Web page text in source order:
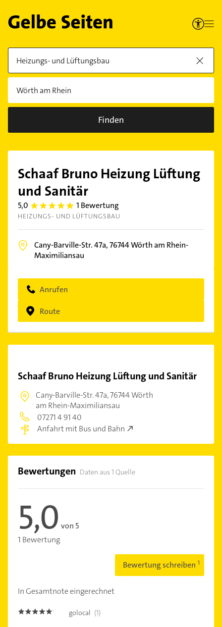
Finden
Schaaf Bruno Heizung Lüftung
und Sanitär
5,0 5.0 1 Bewertung
HEIZUNGS- UND LÜFTUNGSBAU
Cany-Barville-Str. 47a,76744Wörth am Rhein-
Maximiliansau
Anrufen
Route
Schaaf Bruno Heizung Lüftung und Sanitär
Cany-Barville-Str. 47a,76744 Wörth
am Rhein-Maximiliansau
07271 4 91 40
Anfahrt mit Bus und Bahn
Bewertungen Daten aus 1 Quelle
5,0 von 5
1 Bewertung
Bewertung schreiben
In Gesamtnote eingerechnet
5.0 golocal (1)